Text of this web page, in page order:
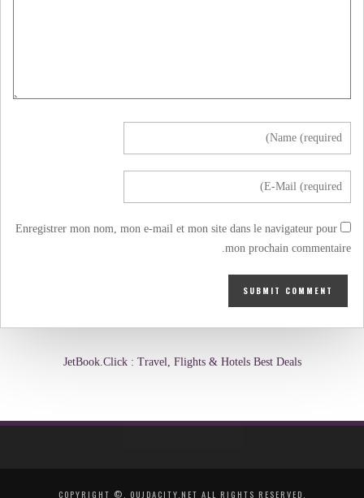
Enregistrer mon nom, mon e-mail et mon site dans le navigateur pour
mon prochain commentaire.
JetBook.Click : Travel, Flights & Hotels Best Deals
COPYRIGHT ©, OUJDACITY.NET ALL RIGHTS RESERVED.